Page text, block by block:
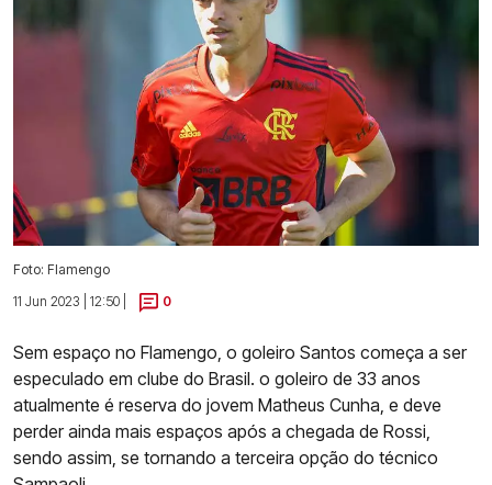
Foto: Flamengo
11 Jun 2023 | 12:50 |
0
Sem espaço no Flamengo, o goleiro Santos começa a ser
especulado em clube do Brasil. o goleiro de 33 anos
atualmente é reserva do jovem Matheus Cunha, e deve
perder ainda mais espaços após a chegada de Rossi,
sendo assim, se tornando a terceira opção do técnico